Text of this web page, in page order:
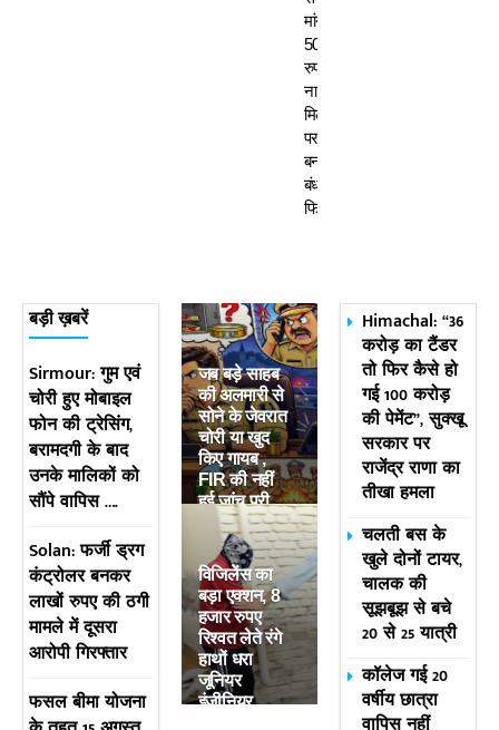
मांगे
50
रुपए-
ना
मिलने
पर
बनाया
बंधक,
फिर…
बड़ी ख़बरें
Sirmour: गुम एवं
चोरी हुए मोबाइल
फोन की ट्रेसिंग,
बरामदगी के बाद
उनके मालिकों को
सौंपे वापिस ….
Solan: फर्जी ड्रग
कंट्रोलर बनकर
लाखों रुपए की ठगी
मामले में दूसरा
आरोपी गिरफ्तार
फसल बीमा योजना
जब बड़े साहब
की अलमारी से
सोने के जेवरात
चोरी या खुद
किए गायब ,
FIR की नहीं
हुई जांच पूरी
विजिलेंस का
बड़ा एक्शन, 8
हजार रुपए
रिश्वत लेते रंगे
हाथों धरा
जूनियर
इंजीनियर
Himachal: “36
करोड़ का टैंडर
तो फिर कैसे हो
गई 100 करोड़
की पेमेंट”, सुक्खू
सरकार पर
राजेंद्र राणा का
तीखा हमला
चलती बस के
खुले दोनों टायर,
चालक की
सूझबूझ से बचे
20 से 25 यात्री
कॉलेज गई 20
वर्षीय छात्रा